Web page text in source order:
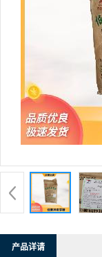
产品详请